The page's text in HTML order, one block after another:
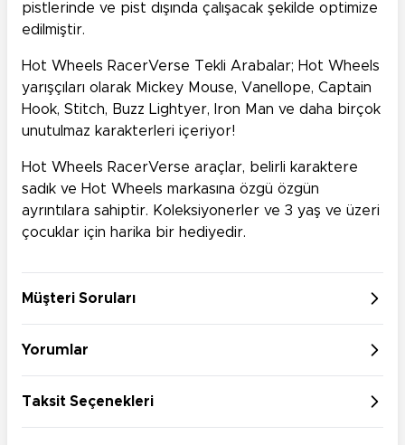
pistlerinde ve pist dışında çalışacak şekilde optimize
edilmiştir.
Hot Wheels RacerVerse Tekli Arabalar; Hot Wheels
yarışçıları olarak Mickey Mouse, Vanellope, Captain
Hook, Stitch, Buzz Lightyer, Iron Man ve daha birçok
unutulmaz karakterleri içeriyor!
Hot Wheels RacerVerse araçlar, belirli karaktere
sadık ve Hot Wheels markasına özgü özgün
ayrıntılara sahiptir. Koleksiyonerler ve 3 yaş ve üzeri
çocuklar için harika bir hediyedir.
Müşteri Soruları
Yorumlar
Taksit Seçenekleri